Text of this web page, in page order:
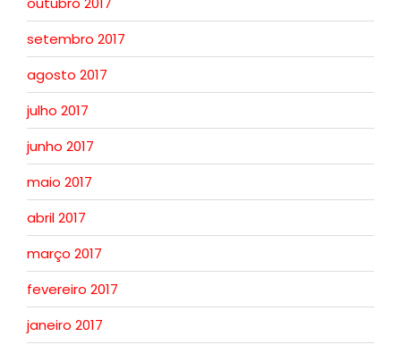
setembro 2017
agosto 2017
julho 2017
junho 2017
maio 2017
abril 2017
março 2017
fevereiro 2017
janeiro 2017